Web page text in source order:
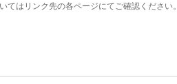
はリンク先の各ページにてご確認ください。